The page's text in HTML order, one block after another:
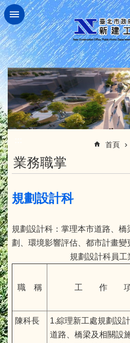
跳到主要內容區塊
首頁
業務職掌
規劃設計科
規劃設計科：掌理本市道路、橋
劃、環境影響評估、都市計畫變
職 稱 工 作
規劃設計科員工
陳科長
1.綜理新工處規劃設
道路、橋梁及相關設